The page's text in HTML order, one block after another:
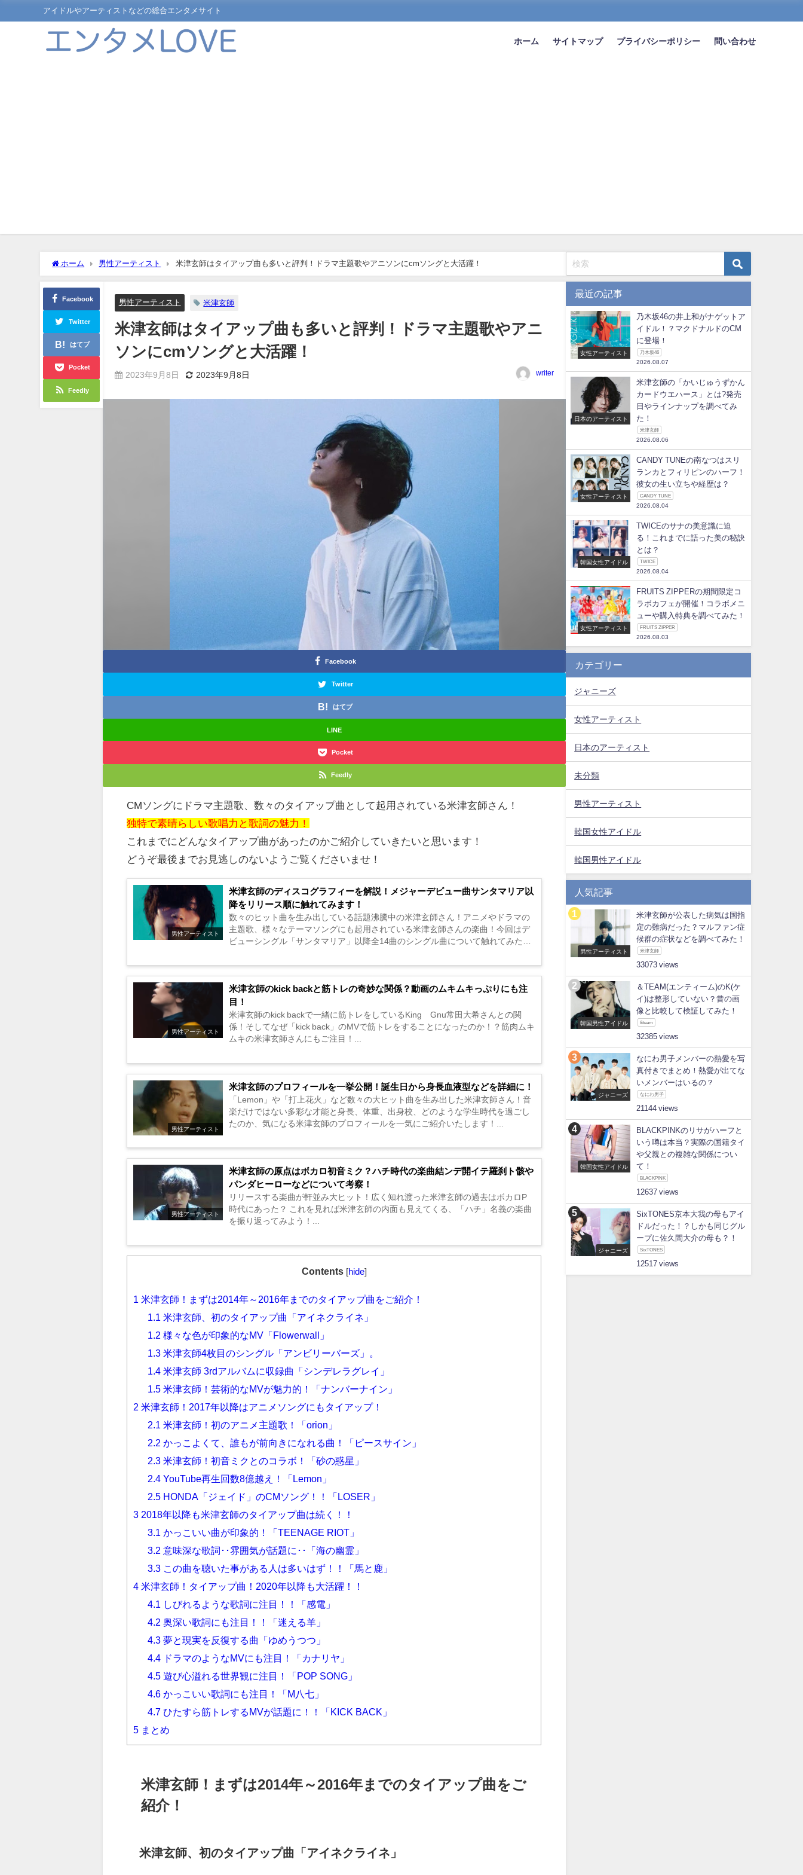
アイドルやアーティストなどの総合エンタメサイト
ホーム サイトマップ プライバシーポリシー 問い合わせ
ホーム 男性アーティスト 米津玄師はタイアップ曲も多いと評判！ドラマ主題歌やアニソンにcmソングと大活躍！
Facebook
Twitter
はてブ
Pocket
Feedly
男性アーティスト 米津玄師
米津玄師はタイアップ曲も多いと評判！ドラマ主題歌やアニ
ソンにcmソングと大活躍！
2023年9月8日 2023年9月8日 writer
Facebook
Twitter
はてブ
LINE
Pocket
Feedly
CMソングにドラマ主題歌、数々のタイアップ曲として起用されている米津玄師さん！
独特で素晴らしい歌唱力と歌詞の魅力！
これまでにどんなタイアップ曲があったのかご紹介していきたいと思います！
どうぞ最後までお見逃しのないようご覧くださいませ！
男性アーティスト
米津玄師のディスコグラフィーを解説！メジャーデビュー曲サンタマリア以
降をリリース順に触れてみます！
数々のヒット曲を生み出している話題沸騰中の米津玄師さん！アニメやドラマの
主題歌、様々なテーマソングにも起用されている米津玄師さんの楽曲！今回はデ
ビューシングル「サンタマリア」以降全14曲のシングル曲について触れてみたい
男性アーティスト
米津玄師のkick backと筋トレの奇妙な関係？動画のムキムキっぷりにも注
目！
米津玄師のkick backで一緒に筋トレをしているKing Gnu常田大希さんとの関
係！そしてなぜ「kick back」のMVで筋トレをすることになったのか！？筋肉ムキ
ムキの米津玄師さんにもご注目！...
男性アーティスト
米津玄師のプロフィールを一挙公開！誕生日から身長血液型などを詳細に！
「Lemon」や「打上花火」など数々の大ヒット曲を生み出した米津玄師さん！音
楽だけではない多彩な才能と身長、体重、出身校、どのような学生時代を過ごし
たのか、気になる米津玄師のプロフィールを一気にご紹介いたします！...
男性アーティスト
米津玄師の原点はボカロ初音ミク？ハチ時代の楽曲結ンデ開イテ羅刹ト骸や
パンダヒーローなどについて考察！
リリースする楽曲が軒並み大ヒット！広く知れ渡った米津玄師の過去はボカロP
時代にあった？ これを見れば米津玄師の内面も見えてくる、「ハチ」名義の楽曲
を振り返ってみよう！...
Contents hide]
1 米津玄師！まずは2014年～2016年までのタイアップ曲をご紹介！
1.1 米津玄師、初のタイアップ曲「アイネクライネ」
1.2 様々な色が印象的なMV「Flowerwall」
1.3 米津玄師4枚目のシングル「アンビリーバーズ」。
1.4 米津玄師 3rdアルバムに収録曲「シンデレラグレイ」
1.5 米津玄師！芸術的なMVが魅力的！「ナンバーナイン」
2 米津玄師！2017年以降はアニメソングにもタイアップ！
2.1 米津玄師！初のアニメ主題歌！「orion」
2.2 かっこよくて、誰もが前向きになれる曲！「ピースサイン」
2.3 米津玄師！初音ミクとのコラボ！「砂の惑星」
2.4 YouTube再生回数8億越え！「Lemon」
2.5 HONDA「ジェイド」のCMソング！！「LOSER」
3 2018年以降も米津玄師のタイアップ曲は続く！！
3.1 かっこいい曲が印象的！「TEENAGE RIOT」
3.2 意味深な歌詞･･雰囲気が話題に･･「海の幽霊」
3.3 この曲を聴いた事がある人は多いはず！！「馬と鹿」
4 米津玄師！タイアップ曲！2020年以降も大活躍！！
4.1 しびれるような歌詞に注目！！「感電」
4.2 奥深い歌詞にも注目！！「迷える羊」
4.3 夢と現実を反復する曲「ゆめうつつ」
4.4 ドラマのようなMVにも注目！「カナリヤ」
4.5 遊び心溢れる世界観に注目！「POP SONG」
4.6 かっこいい歌詞にも注目！「M八七」
4.7 ひたすら筋トレするMVが話題に！！「KICK BACK」
5 まとめ
米津玄師！まずは2014年～2016年までのタイアップ曲をご
紹介！
米津玄師、初のタイアップ曲「アイネクライネ」
最近の記事
女性アーティスト
乃木坂46の井上和がナゲットア
イドル！？マクドナルドのCM
に登場！
乃木坂46
2026.08.07
日本のアーティスト
米津玄師の「かいじゅうずかん
カードウエハース」とは?発売
日やラインナップを調べてみ
た！
米津玄師
2026.08.06
女性アーティスト
CANDY TUNEの南なつはスリ
ランカとフィリピンのハーフ！
彼女の生い立ちや経歴は？
CANDY TUNE
2026.08.04
韓国女性アイドル
TWICEのサナの美意識に迫
る！これまでに語った美の秘訣
とは？
TWICE
2026.08.04
女性アーティスト
FRUITS ZIPPERの期間限定コ
ラボカフェが開催！コラボメニ
ューや購入特典を調べてみた！
FRUITS ZIPPER
2026.08.03
カテゴリー
ジャニーズ
女性アーティスト
日本のアーティスト
未分類
男性アーティスト
韓国女性アイドル
韓国男性アイドル
人気記事
男性アーティスト
米津玄師が公表した病気は国指
定の難病だった？マルファン症
候群の症状などを調べてみた！
米津玄師
33073
韓国男性アイドル
＆TEAM(エンティーム)のK(ケ
イ)は整形していない？昔の画
像と比較して検証してみた！
&team
32385
ジャニーズ
なにわ男子メンバーの熱愛を写
真付きでまとめ！熱愛が出てな
いメンバーはいるの？
なにわ男子
21144
韓国女性アイドル
BLACKPINKのリサがハーフと
いう噂は本当？実際の国籍タイ
や父親との複雑な関係につい
て！
BLACKPINK
12637
ジャニーズ
SixTONES京本大我の母もアイ
ドルだった！？しかも同じグル
ープに佐久間大介の母も？！
SixTONES
12517